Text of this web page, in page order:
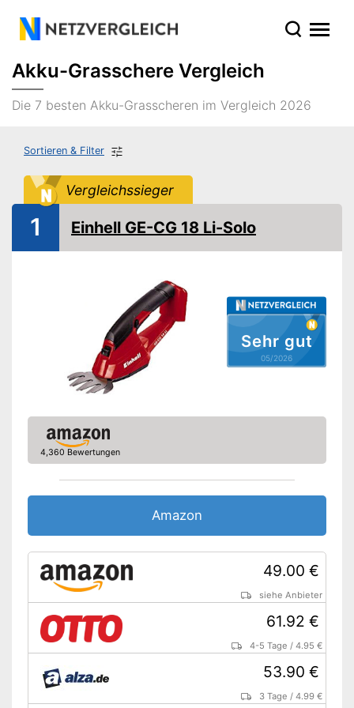
Akku-Grasschere Vergleich
Die 7 besten Akku-Grasscheren im Vergleich 2026
Sortieren & Filter
Vergleichssieger
Sehr gut
05/2026
1 Einhell GE-CG 18 Li-Solo
4,360 Bewertungen
Amazon
49.00 €
siehe Anbieter
61.92 €
4-5 Tage /4.95 €
53.90 €
3 Tage /4.99 €